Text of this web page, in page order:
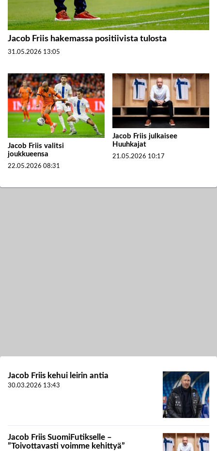
Jacob Friis hakemassa positiivista tulosta
31.05.2026 13:05
Jacob Friis valitsi
joukkueensa
22.05.2026 08:31
Jacob Friis julkaisee
Huuhkajat
21.05.2026 10:17
Jacob Friis kehui leirin antia
30.03.2026 13:43
Jacob Friis SuomiFutikselle –
”Toivottavasti voimme kehittyä”